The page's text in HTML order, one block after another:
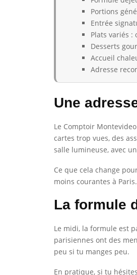
Portions
Entrée
Plats variés :
Desserts
Accueil
Adresse
Une
Le Comptoir
cartes trop vues, des
salle lumineuse, avec
Ce que cela change
moins courantes à
La formule
Le midi, la formule est
parisiennes ont des
peu si tu manges peu.
En pratique, si tu